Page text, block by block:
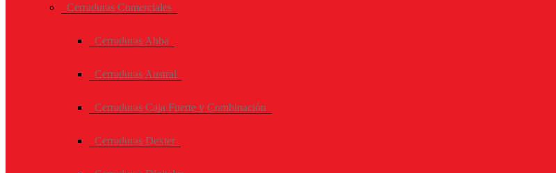
Cerraduras Comerciales
Cerraduras Abba
Cerraduras Austral
Cerraduras Caja Fuerte y Combinación
Cerraduras Dexter